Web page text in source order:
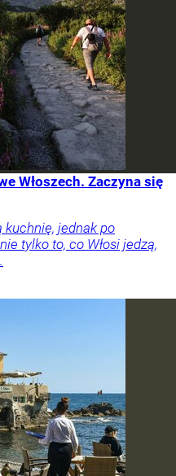
Włoszech. Zaczyna się
kuchnię, jednak po
tylko to, co Włosi jedzą,